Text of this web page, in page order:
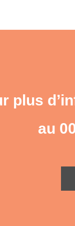
plus
au